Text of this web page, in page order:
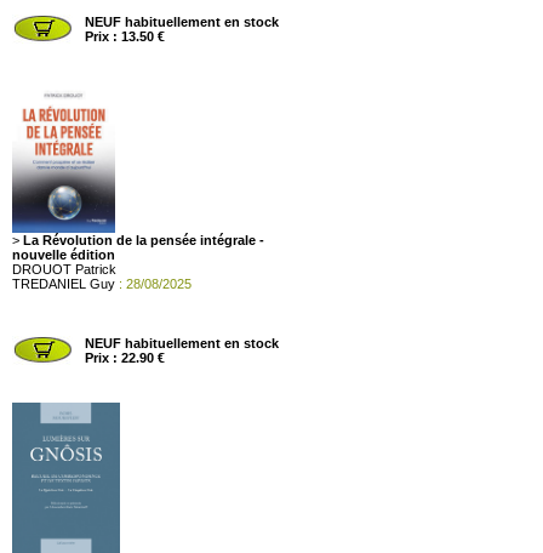
NEUF habituellement en stock
Prix : 13.50 €
> La Révolution de la pensée intégrale -
nouvelle édition
DROUOT Patrick
TREDANIEL Guy : 28/08/2025
NEUF habituellement en stock
Prix : 22.90 €